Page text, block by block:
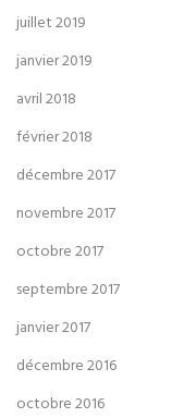
juillet 2019
janvier 2019
avril 2018
février 2018
décembre 2017
novembre 2017
octobre 2017
septembre 2017
janvier 2017
décembre 2016
octobre 2016